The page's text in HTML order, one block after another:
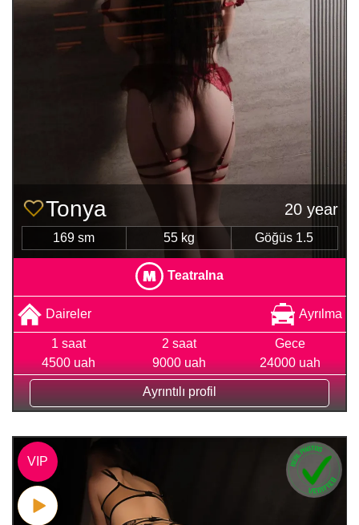
Tonya 20 year
169 sm 55 kg Göğüs 1.5
Teatralna
Daireler Ayrılma
1 saat
4500 uah
2 saat
9000 uah
Gece
24000 uah
Ayrıntılı profil
VIP